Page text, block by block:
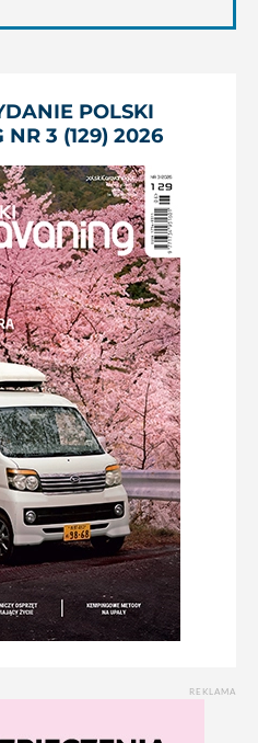
POLSKI
NR 3 (129) 2026
REKLAMA